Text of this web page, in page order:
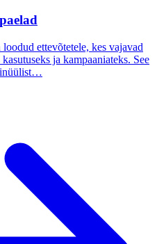
ettevõtetele, kes vajavad
ja kampaaniateks. See